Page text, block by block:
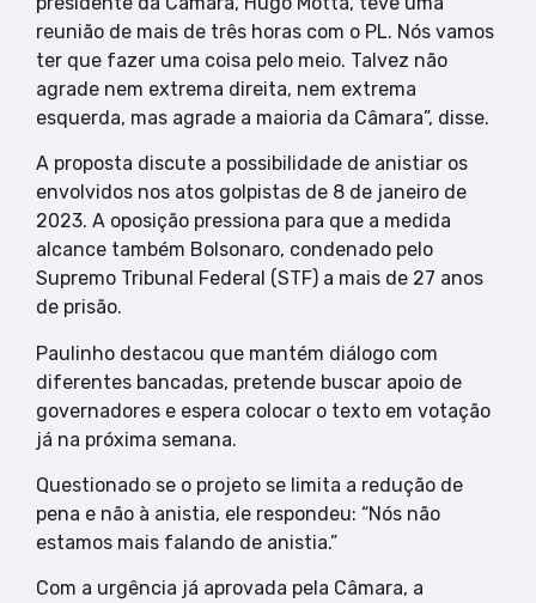
reunião de mais de três horas com o PL. Nós vamos
ter que fazer uma coisa pelo meio. Talvez não
agrade nem extrema direita, nem extrema
esquerda, mas agrade a maioria da Câmara”, disse.
A proposta discute a possibilidade de anistiar os
envolvidos nos atos golpistas de 8 de janeiro de
2023. A oposição pressiona para que a medida
alcance também Bolsonaro, condenado pelo
Supremo Tribunal Federal (STF) a mais de 27 anos
de prisão.
Paulinho destacou que mantém diálogo com
diferentes bancadas, pretende buscar apoio de
governadores e espera colocar o texto em votação
já na próxima semana.
Questionado se o projeto se limita a redução de
pena e não à anistia, ele respondeu: “Nós não
estamos mais falando de anistia.”
Com a urgência já aprovada pela Câmara, a